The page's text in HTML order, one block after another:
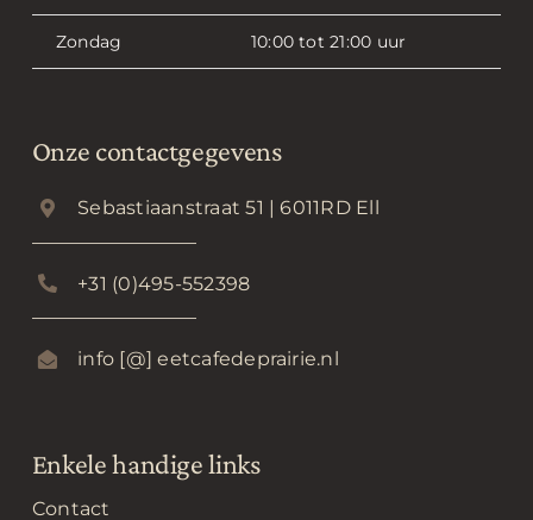
Zondag 10:00 tot 21:00 uur
Onze contactgegevens
Sebastiaanstraat 51 | 6011RD Ell
+31 (0)495-552398
info [@] eetcafedeprairie.nl
Enkele handige links
Contact